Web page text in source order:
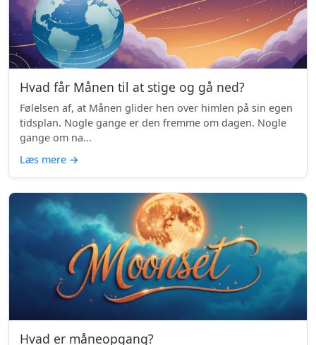
Hvad får Månen til at stige og gå ned?
Følelsen af, at Månen glider hen over himlen på sin egen
tidsplan. Nogle gange er den fremme om dagen. Nogle
gange om na...
Læs mere →
Hvad er måneopgang?